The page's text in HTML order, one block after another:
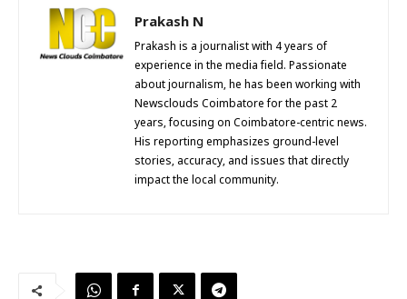
Prakash N
Prakash is a journalist with 4 years of
experience in the media field. Passionate
about journalism, he has been working with
Newsclouds Coimbatore for the past 2
years, focusing on Coimbatore-centric news.
His reporting emphasizes ground-level
stories, accuracy, and issues that directly
impact the local community.